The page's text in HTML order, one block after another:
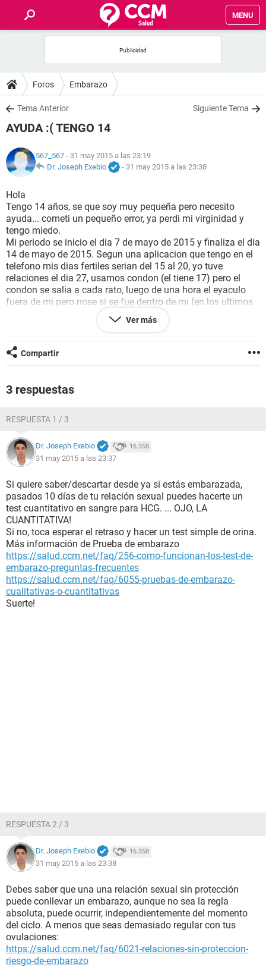
MENU
FOROS
SALUD
NUTRICIÓN
BIENESTAR
SEXUALIDAD
GLOSARIO
Foros Embarazo
Tema Anterior Siguiente Tema
AYUDA :( TENGO 14
567_567 - 31 may 2015 a las 23:19
Dr. Joseph Exebio
- 31 may 2015 a las 23:38
Hola
Tengo 14 años, se que soy muy pequeña pero necesito
ayuda... cometi un pequeño error, ya perdi mi virginidad y
tengo miedo.
Mi periodo se inicio el dia 7 de mayo de 2015 y finaliza el dia
14 de mayo de 2015. Segun una aplicacion que tengo en el
telefono mis dias fertiles serian del 15 al 20, yo tuve
relaciones el dia 27, usamos condon (el tiene 17) pero el
condon se salia a cada rato, luego de una hora el eyaculo
fuera de mi pero nose si se fue dentro de mi (en los ultimos
10 minutos lo hicimos sin condon). La cosa es que segun
esta aplicacion me deberia llegar el dia 2 de junio, quedan
pero nada mas, no me duele el utero, tengo miedo que haber
quedado embarazada.
Necesito su ayuda lo antes posible, estoy dispuesta a
aceptar retos o nose.
Ver más
Compartir
3 respuestas
RESPUESTA 1 / 3
Dr. Joseph Exebio 16.358
31 may 2015 a las 23:37
Si quiere saber/descartar desde ya si estás embarazada,
pasados 10 días de tu relación sexual puedes hacerte un
test cuantitativo en sangre para HCG. ... OJO, LA
CUANTITATIVA!
Si no, toca esperar el retraso y hacer un test simple de orina.
Más información de Prueba de embarazo
https://salud.ccm.net/faq/256-como-funcionan-los-test-de-
embarazo-preguntas-frecuentes
https://salud.ccm.net/faq/6055-pruebas-de-embarazo-
cualitativas-o-cuantitativas
Suerte!
RESPUESTA 2 / 3
Dr. Joseph Exebio 16.358
31 may 2015 a las 23:38
Debes saber que una una relación sexual sin protección
puede conllevar un embarazo, aunque no sea la regla
absoluta, puede ocurrir, independientemente del momento
del ciclo. A menos que seas demasiado regular con tus
ovulaciones:
https://salud.ccm.net/faq/6021-relaciones-sin-proteccion-
riesgo-de-embarazo